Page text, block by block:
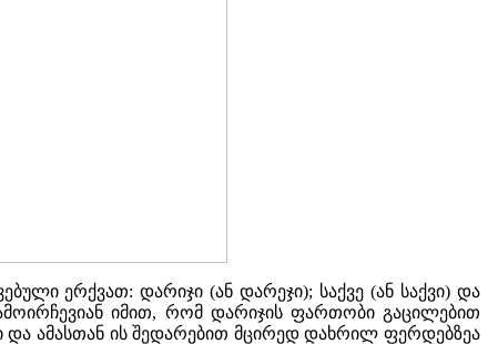
ერქვათ: დარიჯი (ან დარეჯი); საქვე (ან საქვი) და
იმით, რომ დარიჯის ფართობი გაცილებით
და ამასთან ის შედარებით მცირედ დახრილ ფერდებზეა